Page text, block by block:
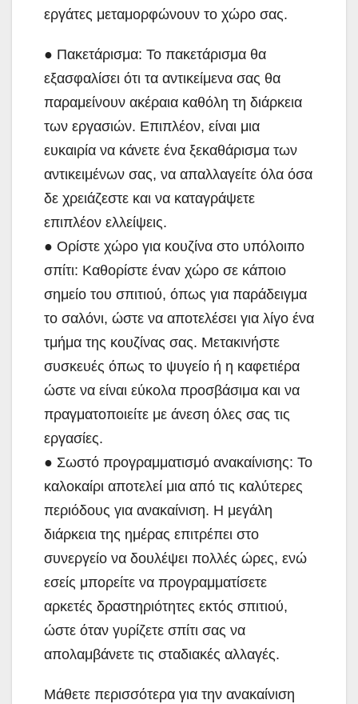
εργάτες μεταμορφώνουν το χώρο σας.
● Πακετάρισμα: Το πακετάρισμα θα
εξασφαλίσει ότι τα αντικείμενα σας θα
παραμείνουν ακέραια καθόλη τη διάρκεια
των εργασιών. Επιπλέον, είναι μια
ευκαιρία να κάνετε ένα ξεκαθάρισμα των
αντικειμένων σας, να απαλλαγείτε όλα όσα
δε χρειάζεστε και να καταγράψετε
επιπλέον ελλείψεις.
● Ορίστε χώρο για κουζίνα στο υπόλοιπο
σπίτι: Καθορίστε έναν χώρο σε κάποιο
σημείο του σπιτιού, όπως για παράδειγμα
το σαλόνι, ώστε να αποτελέσει για λίγο ένα
τμήμα της κουζίνας σας. Μετακινήστε
συσκευές όπως το ψυγείο ή η καφετιέρα
ώστε να είναι εύκολα προσβάσιμα και να
πραγματοποιείτε με άνεση όλες σας τις
εργασίες.
● Σωστό προγραμματισμό ανακαίνισης: Το
καλοκαίρι αποτελεί μια από τις καλύτερες
περιόδους για ανακαίνιση. Η μεγάλη
διάρκεια της ημέρας επιτρέπει στο
συνεργείο να δουλέψει πολλές ώρες, ενώ
εσείς μπορείτε να προγραμματίσετε
αρκετές δραστηριότητες εκτός σπιτιού,
ώστε όταν γυρίζετε σπίτι σας να
απολαμβάνετε τις σταδιακές αλλαγές.
Μάθετε περισσότερα για την ανακαίνιση